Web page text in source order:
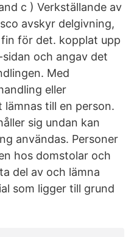
c ) Verkställande av
avskyr delgivning,
för det. kopplat upp
sidan och angav det
Med
eller
till en person.
sig undan kan
användas. Personer
hos domstolar och
del av och lämna
som ligger till grund